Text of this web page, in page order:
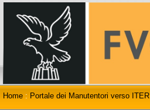
Home : Portale dei Manutentori verso ITER